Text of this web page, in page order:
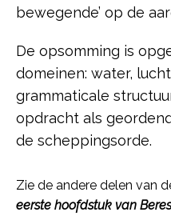
bewegende’ op de
De opsomming is
domeinen: water,
grammaticale
opdracht als
de scheppingsorde.
Zie de andere delen van
eerste hoofdstuk van